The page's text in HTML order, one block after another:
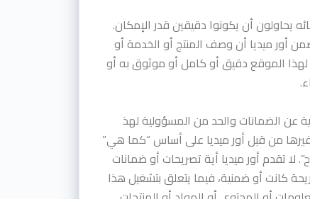
يحاولون أن يكونوا دقيقين قدر الإمكان.
أور ميديا أن وصف المنتج أو الخدمة أو
الموقع دقيق أو كامل أو موثوق به أو
عن الضمانات والحد من المسؤولية لهذ
من قبل أور ميديا على أساس “كما هي”
لا تقدم أور ميديا أية تصريحات أو ضمانات
كانت أو ضمنية، فيما يتعلق بتشغيل هذا